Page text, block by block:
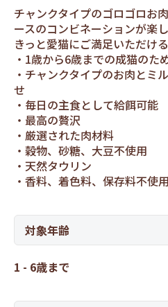
チャンクタイプのゴロゴロお
ースのコンビネーションが楽し
きっと愛猫にご満足いただける
1歳から6歳までの成猫のた
チャンクタイプのお肉とミ
せ
毎日の主食として給餌可能
最高の贅沢
厳選された肉材料
穀物、砂糖、大豆不使用
天然タウリン
香料、着色料、保存料不使用
対象年齢
1 - 6歳まで